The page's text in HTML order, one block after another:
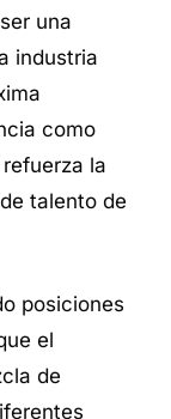
una
industria
como
la
talento de
posiciones
el
de